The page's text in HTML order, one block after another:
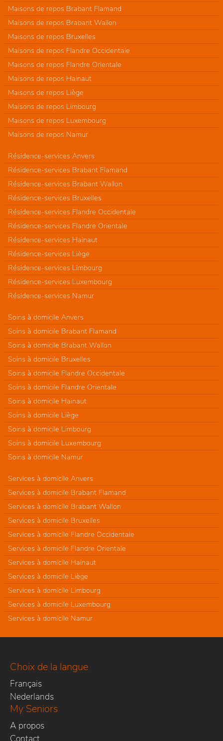
Maisons de repos Brabant Flamand
Maisons de repos Brabant Wallon
Maisons de repos Bruxelles
Maisons de repos Flandre Occidentale
Maisons de repos Flandre Orientale
Maisons de repos Hainaut
Maisons de repos Liège
Maisons de repos Limbourg
Maisons de repos Luxembourg
Maisons de repos Namur
Résidence-services Anvers
Résidence-services Brabant Flamand
Résidence-services Brabant Wallon
Résidence-services Bruxelles
Résidence-services Flandre Occidentale
Résidence-services Flandre Orientale
Résidence-services Hainaut
Résidence-services Liège
Résidence-services Limbourg
Résidence-services Luxembourg
Résidence-services Namur
Soins à domicile Anvers
Soins à domicile Brabant Flamand
Soins à domicile Brabant Wallon
Soins à domicile Bruxelles
Soins à domicile Flandre Occidentale
Soins à domicile Flandre Orientale
Soins à domicile Hainaut
Soins à domicile Liège
Soins à domicile Limbourg
Soins à domicile Luxembourg
Soins à domicile Namur
Services à domicile Anvers
Services à domicile Brabant Flamand
Services à domicile Brabant Wallon
Services à domicile Bruxelles
Services à domicile Flandre Occidentale
Services à domicile Flandre Orientale
Services à domicile Hainaut
Services à domicile Liège
Services à domicile Limbourg
Services à domicile Luxembourg
Services à domicile Namur
Choix de la langue
Français
Nederlands
My Seniors
A propos
Contact